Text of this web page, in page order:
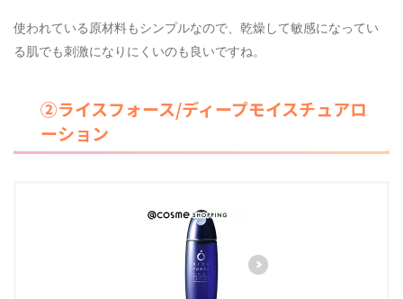
使われている原材料もシンプルなので、乾燥して敏感になってい
る肌でも刺激になりにくいのも良いですね。
②ライスフォース/ディープモイスチュアロ
ーション